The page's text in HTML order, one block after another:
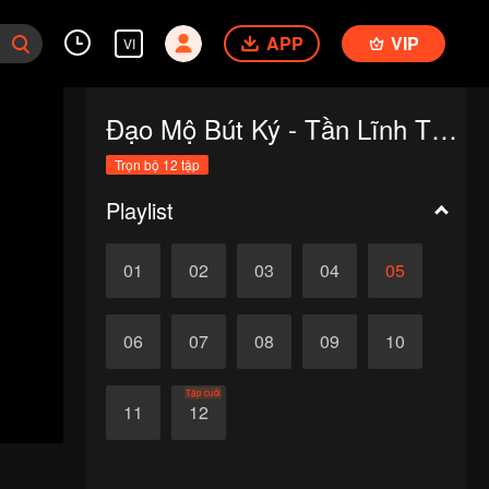
VI APP VIP
Đạo Mộ Bút Ký - Tần Lĩnh Thần Thụ
Trọn bộ 12 tập
Playlist
01 02 03 04 05
06 07 08 09 10
11 12
Tập cuối